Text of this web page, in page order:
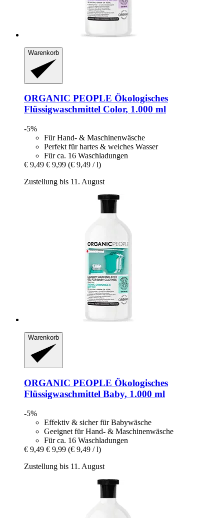
Warenkorb
ORGANIC PEOPLE Ökologisches
Flüssigwaschmittel Color, 1.000 ml
-5%
Für Hand- & Maschinenwäsche
Perfekt für hartes & weiches Wasser
Für ca. 16 Waschladungen
€ 9,49 € 9,99 (€ 9,49 / l)
Zustellung bis 11. August
Warenkorb
ORGANIC PEOPLE Ökologisches
Flüssigwaschmittel Baby, 1.000 ml
-5%
Effektiv & sicher für Babywäsche
Geeignet für Hand- & Maschinenwäsche
Für ca. 16 Waschladungen
€ 9,49 € 9,99 (€ 9,49 / l)
Zustellung bis 11. August